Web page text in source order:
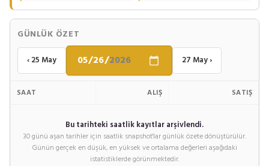
GÜNLÜK ÖZET
‹ 25 May 27 May ›
SAAT ALIŞ SATIŞ
Bu tarihteki saatlik kayıtlar arşivlendi.
30 günü aşan tarihler için saatlik snapshot'lar günlük özete dönüştürülür.
Günün gerçek en düşük, en yüksek ve ortalama değerleri aşağıdaki
istatistiklerde görünmektedir.